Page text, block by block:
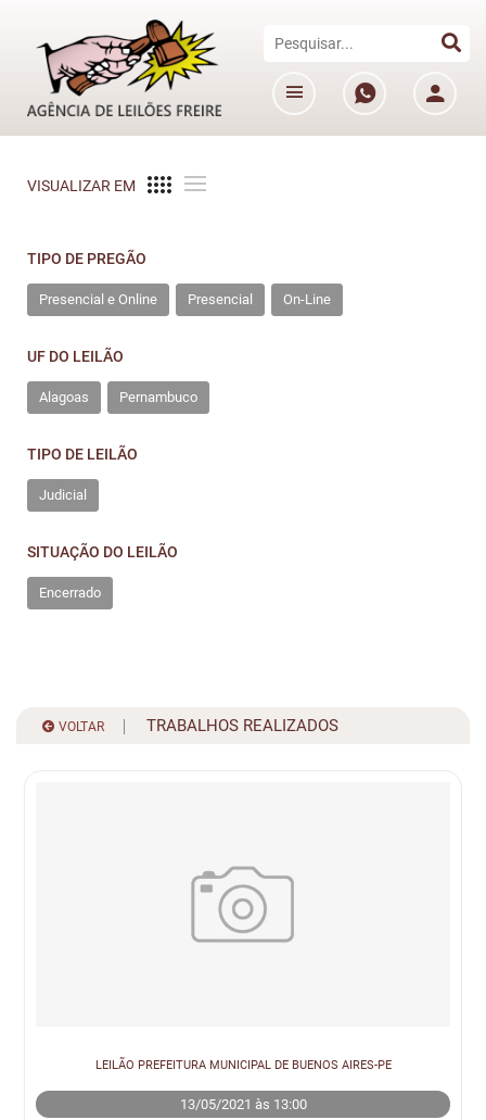
VISUALIZAR EM
TIPO DE PREGÃO
Presencial e Online Presencial On-Line
UF DO LEILÃO
Alagoas Pernambuco
TIPO DE LEILÃO
Judicial
SITUAÇÃO DO LEILÃO
Encerrado
VOLTAR TRABALHOS REALIZADOS
LEILÃO PREFEITURA MUNICIPAL DE BUENOS AIRES-PE
13/05/2021 às 13:00